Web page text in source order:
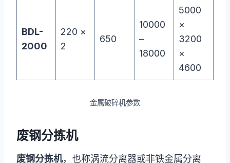
BDL-
2000
220 ×
2
650
10000
–
18000
5000
×
3200
×
4600
金属破碎机参数
废钢分拣机
废钢分拣机，也称涡流分离器或非铁金属分离